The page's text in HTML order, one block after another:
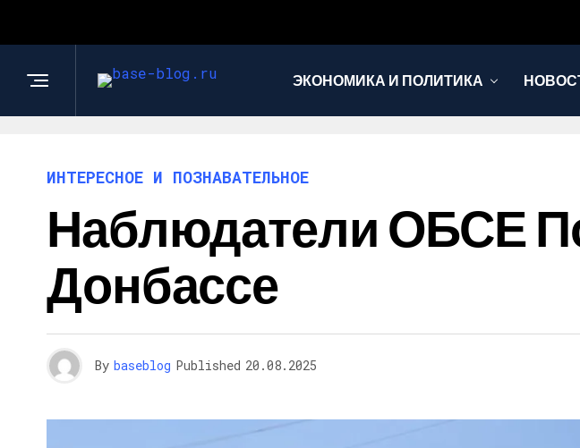
ЭКОНОМИКА И ПОЛИТИКА
ИНТЕРЕСНОЕ И ПОЗНАВАТЕЛЬНОЕ
Наблюдатели ОБСЕ
Донбассе
By baseblog Published 20.08.2025